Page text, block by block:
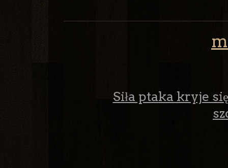
Siła ptaka kryje